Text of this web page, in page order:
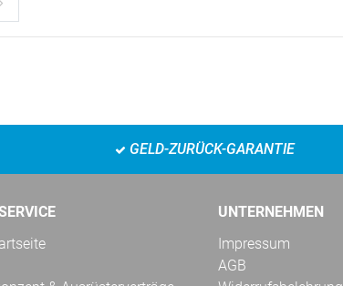
GELD-ZURÜCK-GARANTIE
UNTERNEHMEN
Impressum
AGB